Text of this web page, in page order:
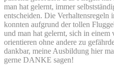
man hat gelernt, immer
entscheiden. Die Verhaltensregeln
konnten aufgrund der tollen
und man hat gelernt, sich in
orientieren ohne andere zu
dankbar, meine Ausbildung hier
gerne DANKE sagen!